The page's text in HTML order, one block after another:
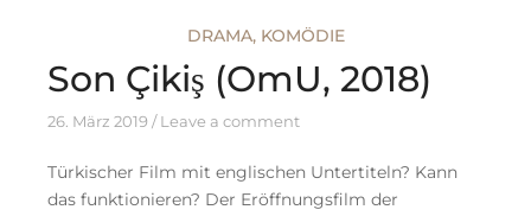
DRAMA, KOMÖDIE
Son Çikiş (OmU, 2018)
26. März 2019 Leave a comment
Türkischer Film mit englischen Untertiteln? Kann
das funktionieren? Der Eröffnungsfilm der